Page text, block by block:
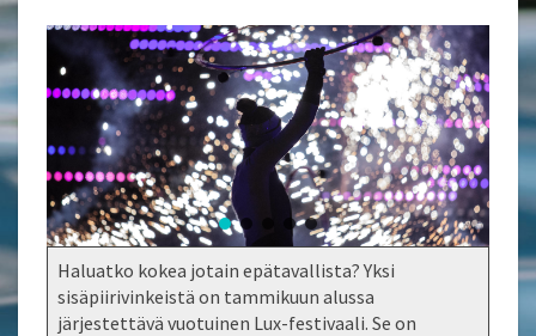
Haluatko kokea jotain epätavallista? Yksi
sisäpiirivinkeistä on tammikuun alussa
järjestettävä vuotuinen Lux-festivaali. Se on